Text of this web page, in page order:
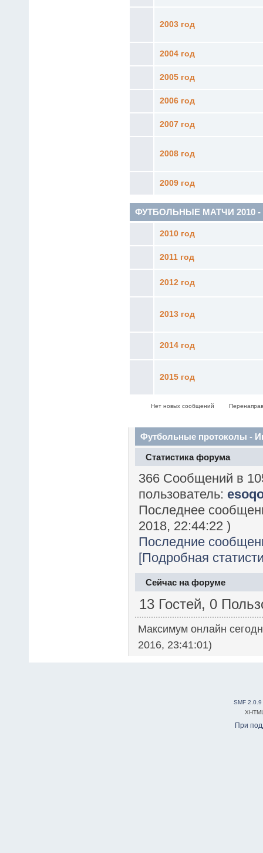
2003 год
2004 год
2005 год
2006 год
2007 год
2008 год
2009 год
ФУТБОЛЬНЫЕ МАТЧИ 2010 -
2010 год
2011 год
2012 год
2013 год
2014 год
2015 год
Нет новых сообщений
Футбольные протоколы -
Статистика форума
366 Сообщений в
пользователь:
Последнее
2018, 22:44:22 )
Последние
[Подробная
Сейчас на форуме
13 Гостей, 0
Максимум онлайн
2016, 23:41:01)
SMF 2.0.9
При